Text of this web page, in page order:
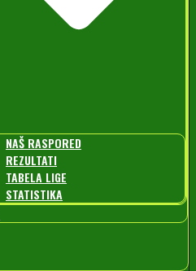
NAŠ RASPORED
REZULTATI
TABELA LIGE
STATISTIKA